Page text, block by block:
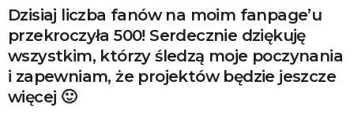
Dzisiaj liczba fanów na moim fanpage’u
przekroczyła 500! Serdecznie dziękuję
wszystkim, którzy śledzą moje poczynania
i zapewniam, że projektów będzie jeszcze
więcej 🙂